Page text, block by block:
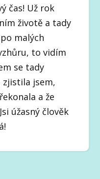
čas! Už rok
životě a tady
malých
to vidím
se tady
zjistila jsem,
a že
úžasný člověk